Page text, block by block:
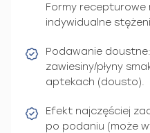
Formy recepturowe
indywidualne
Podawanie
zawiesiny/płyny
aptekach (dousto).
Efekt najczęściej
po podaniu (może